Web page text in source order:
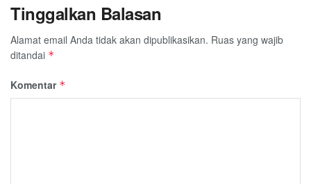
Tinggalkan Balasan
Alamat email Anda tidak akan dipublikasikan. Ruas yang wajib
ditandai *
Komentar *